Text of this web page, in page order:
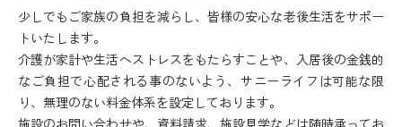
少しでもご家族の負担を減らし、皆様の安心な老後生活をサポー
トいたします。
介護が家計や生活へストレスをもたらすことや、入居後の金銭的
なご負担で心配される事のないよう、サニーライフは可能な限
り、無理のない料金体系を設定しております。
施設のお問い合わせや、資料請求、施設見学などは随時承ってお